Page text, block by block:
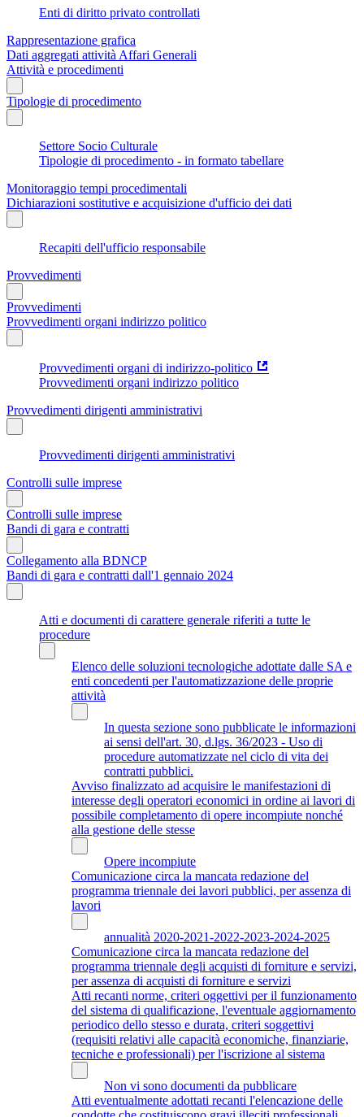
Enti di diritto privato controllati
Rappresentazione grafica
Dati aggregati attività Affari Generali
Attività e procedimenti
Tipologie di procedimento
Settore Socio Culturale
Tipologie di procedimento - in formato tabellare
Monitoraggio tempi procedimentali
Dichiarazioni sostitutive e acquisizione d'ufficio dei dati
Recapiti dell'ufficio responsabile
Provvedimenti
Provvedimenti
Provvedimenti organi indirizzo politico
Provvedimenti organi di indirizzo-politico
Provvedimenti organi indirizzo politico
Provvedimenti dirigenti amministrativi
Provvedimenti dirigenti amministrativi
Controlli sulle imprese
Controlli sulle imprese
Bandi di gara e contratti
Collegamento alla BDNCP
Bandi di gara e contratti dall'1 gennaio 2024
Atti e documenti di carattere generale riferiti a tutte le
procedure
Elenco delle soluzioni tecnologiche adottate dalle SA e
enti concedenti per l'automatizzazione delle proprie
attività
In questa sezione sono pubblicate le informazioni
ai sensi dell'art. 30, d.lgs. 36/2023 - Uso di
procedure automatizzate nel ciclo di vita dei
contratti pubblici.
Avviso finalizzato ad acquisire le manifestazioni di
interesse degli operatori economici in ordine ai lavori di
possibile completamento di opere incompiute nonché
alla gestione delle stesse
Opere incompiute
Comunicazione circa la mancata redazione del
programma triennale dei lavori pubblici, per assenza di
lavori
annualità 2020-2021-2022-2023-2024-2025
Comunicazione circa la mancata redazione del
programma triennale degli acquisti di forniture e servizi,
per assenza di acquisti di forniture e servizi
Atti recanti norme, criteri oggettivi per il funzionamento
del sistema di qualificazione, l'eventuale aggiornamento
periodico dello stesso e durata, criteri soggettivi
(requisiti relativi alle capacità economiche, finanziarie,
tecniche e professionali) per l'iscrizione al sistema
Non vi sono documenti da pubblicare
Atti eventualmente adottati recanti l'elencazione delle